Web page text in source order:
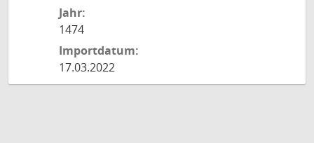
Jahr:
1474
Importdatum:
17.03.2022